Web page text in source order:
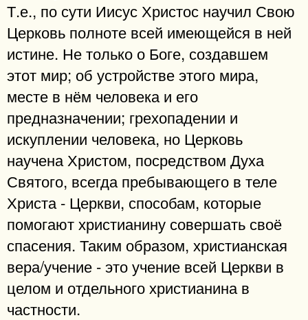
Т.е., по сути Иисус Христос научил Свою
Церковь полноте всей имеющейся в ней
истине. Не только о Боге, создавшем
этот мир; об устройстве этого мира,
месте в нём человека и его
предназначении; грехопадении и
искуплении человека, но Церковь
научена Христом, посредством Духа
Святого, всегда пребывающего в теле
Христа - Церкви, способам, которые
помогают христианину совершать своё
спасения. Таким образом, христианская
вера/учение - это учение всей Церкви в
целом и отдельного христианина в
частности.